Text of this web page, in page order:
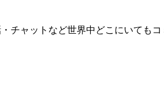
チャットなど世界中どこにいても